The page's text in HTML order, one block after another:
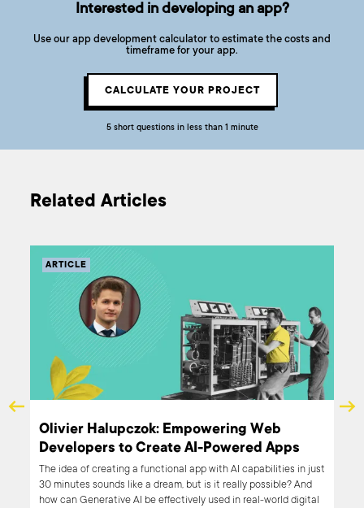
Interested in developing an app?
Use our app development calculator to estimate the costs and
timeframe for your app.
CALCULATE YOUR PROJECT
5 short questions in less than 1 minute
Related Articles
ARTICLE
Olivier Halupczok: Empowering Web
Developers to Create AI-Powered Apps
The idea of creating a functional app with AI capabilities in just
30 minutes sounds like a dream, but is it really possible? And
how can Generative AI be effectively used in real-world digital